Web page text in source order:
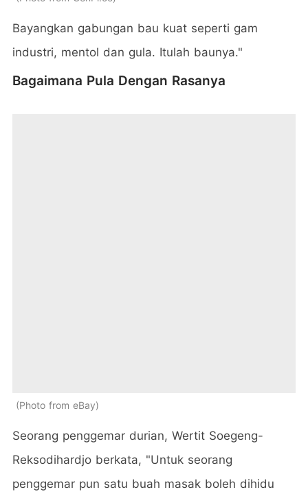
Bayangkan gabungan bau kuat seperti gam
industri, mentol dan gula. Itulah baunya."
Bagaimana Pula Dengan Rasanya
Photo from eBay
Seorang penggemar durian, Wertit Soegeng-
Reksodihardjo berkata, "Untuk seorang
penggemar pun satu buah masak boleh dihidu